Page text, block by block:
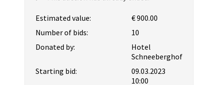
Estimated value:
€ 900.00
Number of bids:
10
Donated by:
Hotel
Schneeberghof
Starting bid:
09.03.2023
10:00